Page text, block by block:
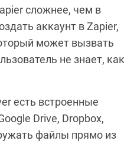
сложнее, чем в
аккаунт в Zapier,
может вызвать
не знает, как
есть встроенные
Drive, Dropbox,
файлы прямо из